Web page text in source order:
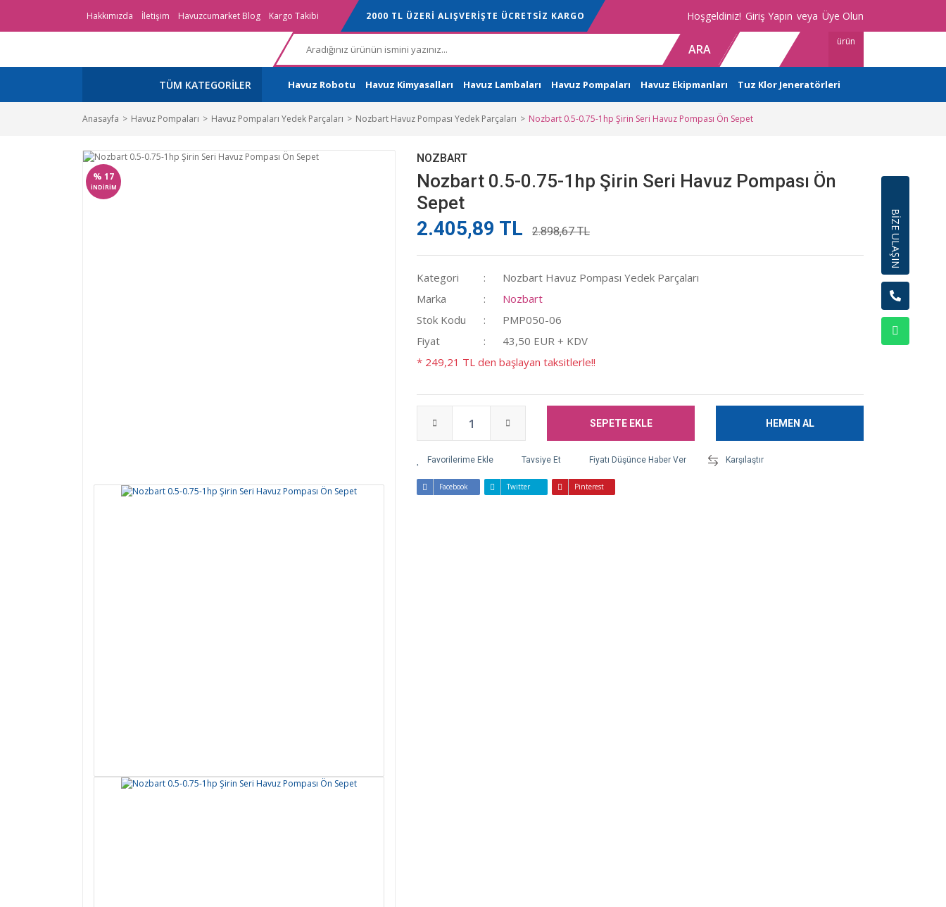
Hakkımızda İletişim Havuzcumarket Blog Kargo Takibi 2000 TL ÜZERİ ALIŞVERİŞTE ÜCRETSİZ KARGO Hoşgeldiniz! Giriş Yapın veya Üye Olun
ARA
ürün
TÜM KATEGORİLER Havuz Robotu Havuz Kimyasalları Havuz Lambaları Havuz Pompaları Havuz Ekipmanları Tuz Klor Jeneratörleri
Anasayfa Havuz Pompaları Havuz Pompaları Yedek Parçaları Nozbart Havuz Pompası Yedek Parçaları Nozbart 0.5-0.75-1hp Şirin Seri Havuz Pompası Ön Sepet
% 17
İNDİRİM
NOZBART
Nozbart 0.5-0.75-1hp Şirin Seri Havuz Pompası Ön
Sepet
2.405,89 TL 2.898,67 TL
Kategori
Nozbart Havuz Pompası Yedek Parçaları
Marka
Nozbart
Stok Kodu
PMP050-06
Fiyat
43,50 EUR + KDV
* 249,21 TL den başlayan taksitlerle!!
SEPETE EKLE HEMEN AL
Tavsiye Et Fiyatı Düşünce Haber Ver Karşılaştır
Facebook Twitter Pinterest
BİZE ULAŞIN